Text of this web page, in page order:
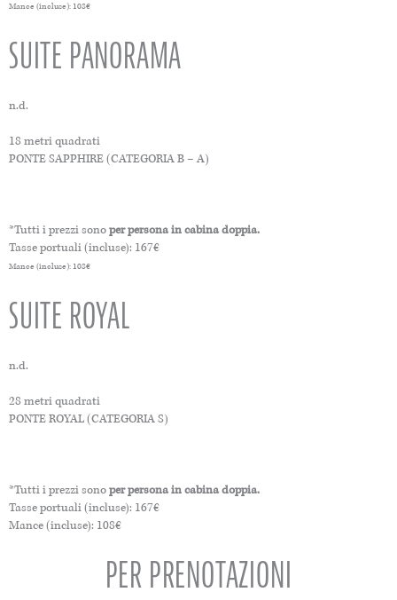
Mance (incluse): 108€
SUITE PANORAMA
n.d.
18 metri quadrati
PONTE SAPPHIRE (CATEGORIA B – A)
*Tutti i prezzi sonoper persona in cabina doppia.
Tasse portuali (incluse): 167€
Mance (incluse): 108€
SUITE ROYAL
n.d.
28 metri quadrati
PONTE ROYAL (CATEGORIA S)
*Tutti i prezzi sonoper persona in cabina doppia.
Tasse portuali (incluse): 167€
Mance (incluse): 108€
PER PRENOTAZIONI